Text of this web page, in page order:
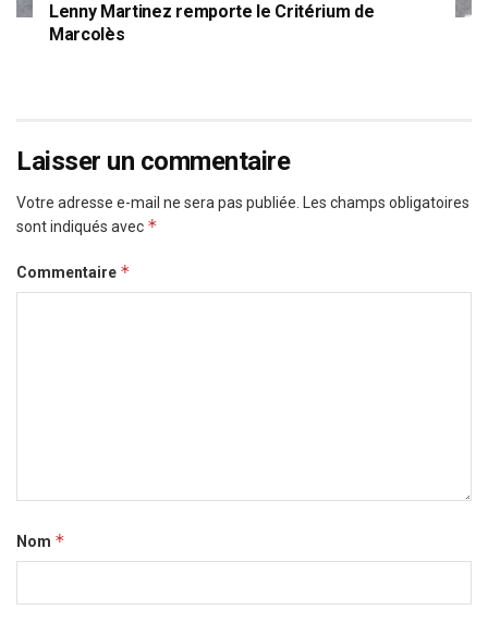
Lenny Martinez remporte le Critérium de
Marcolès
Laisser un commentaire
Votre adresse e-mail ne sera pas publiée. Les champs obligatoires
sont indiqués avec *
Commentaire *
Nom *